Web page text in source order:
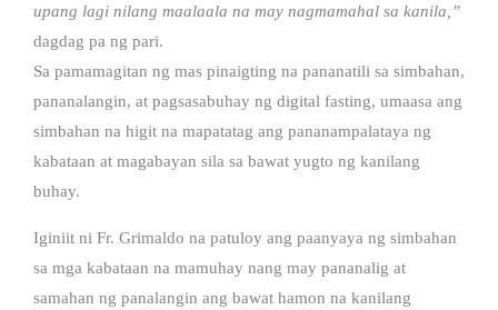
upang lagi nilang maalaala na may nagmamahal sa kanila,”
dagdag pa ng pari.
Sa pamamagitan ng mas pinaigting na pananatili sa simbahan,
pananalangin, at pagsasabuhay ng digital fasting, umaasa ang
simbahan na higit na mapatatag ang pananampalataya ng
kabataan at magabayan sila sa bawat yugto ng kanilang
buhay.
Iginiit ni Fr. Grimaldo na patuloy ang paanyaya ng simbahan
sa mga kabataan na mamuhay nang may pananalig at
samahan ng panalangin ang bawat hamon na kanilang